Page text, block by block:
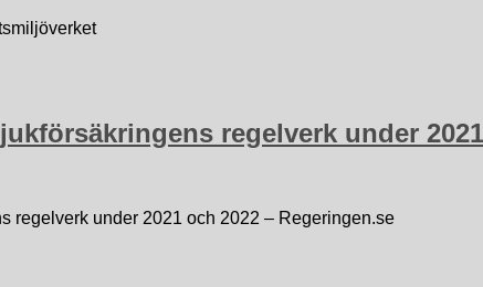
regelverk under
regelverk under 2021 och 2022 – Regeringen.se